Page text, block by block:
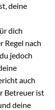
deine
dich
Regel nach
jedoch
auch
Betreuer ist
deine